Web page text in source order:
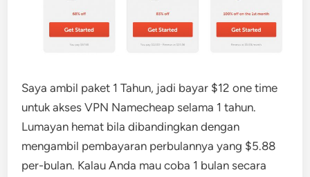
Saya ambil paket 1 Tahun, jadi bayar $12 one time
untuk akses VPN Namecheap selama 1 tahun.
Lumayan hemat bila dibandingkan dengan
mengambil pembayaran perbulannya yang $5.88
per-bulan. Kalau Anda mau coba 1 bulan secara